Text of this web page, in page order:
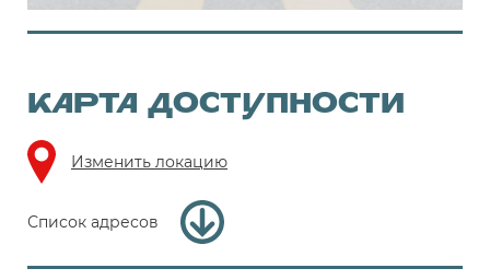
КАРТА ДОСТУПНОСТИ
Изменить локацию
Список адресов